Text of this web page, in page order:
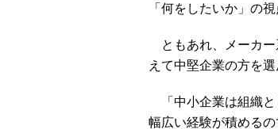
「何をしたいか」の
ともあれ、メーカー
えて中堅企業の方を選
「中小企業は組織と
幅広い経験が積めるの